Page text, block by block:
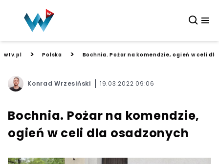
wtv.pl > Polska > Bochnia. Pożar na komendzie, ogień w celi
Konrad Wrzesiński 19.03.2022 09:06
Bochnia. Pożar na komendzie,
ogień w celi dla osadzonych